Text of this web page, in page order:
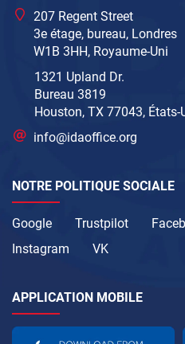
207 Regent Street
3e étage, bureau, Londres
W1B 3HH, Royaume-Uni
1321 Upland Dr.
Bureau 3819
Houston, TX 77043, États-
info@idaoffice.org
NOTRE POLITIQUE SOCIALE
Google Trustpilot
Instagram
VK
APPLICATION MOBILE